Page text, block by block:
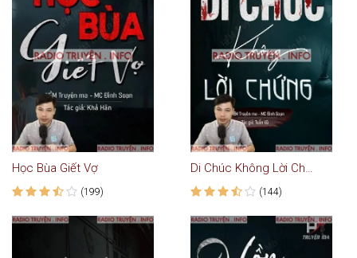
Học Bùa Giết Vợ
(199)
Di Chúc Không Lời Chứng
(144)